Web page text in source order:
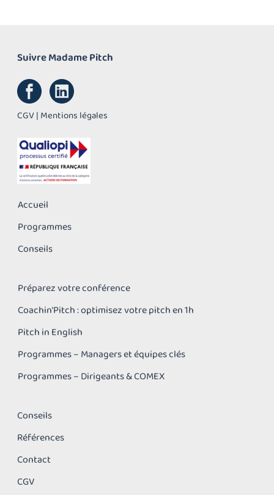
Suivre Madame Pitch
CGV| Mentions légales
Accueil
Programmes
Conseils
Préparez votre conférence
Coachin’Pitch : optimisez votre pitch en 1h
Pitch in English
Programmes – Managers et équipes clés
Programmes – Dirigeants & COMEX
Conseils
Références
Contact
CGV